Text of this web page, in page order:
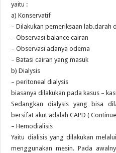
yaitu :
a) Konservatif
– Dilakukan pemeriksaan lab.darah
– Observasi balance cairan
– Observasi adanya odema
– Batasi cairan yang masuk
b) Dialysis
– peritoneal dialysis
biasanya dilakukan pada kasus –
Sedangkan dialysis yang bisa
bersifat akut adalah CAPD (
– Hemodialisis
Yaitu dialisis yang dilakukan
menggunakan mesin. Pada